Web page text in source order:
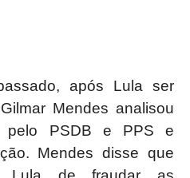
após Lula ser
Mendes analisou
pelo PSDB e PPS e
Mendes disse que